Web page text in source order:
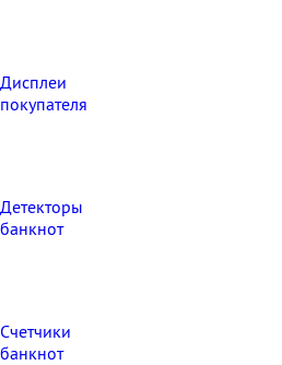
Дисплеи
покупателя
Детекторы
банкнот
Счетчики
банкнот